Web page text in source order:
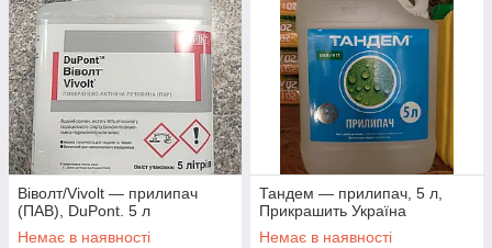
Віволт/Vivolt — прилипач
(ПАВ), DuPont. 5 л
Немає в наявності
Тандем — прилипач, 5 л,
Прикрашить Україна
Немає в наявності